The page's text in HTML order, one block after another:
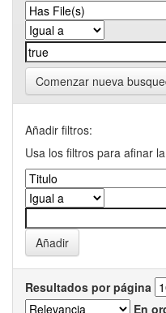
Comenzar nueva
Añadir filtros:
Usa los filtros para afinar
Resultados por página
En